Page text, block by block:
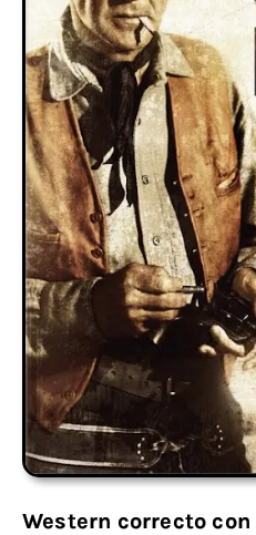
Western correcto